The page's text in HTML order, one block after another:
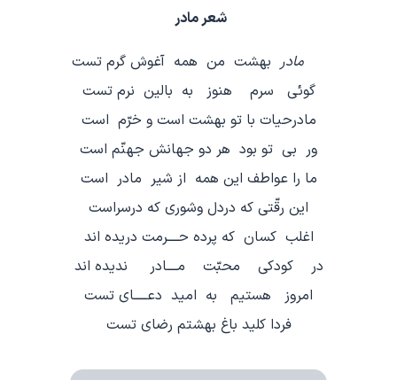
شعر مادر
مادر بهشت من همه آغوش گرم تست
گوئي سرم هنوز به بالين نرم تست
مادرحيات با تو بهشت است و خرّم است
ور بي تو بود هر دو جهانش جهنّم است
ما را عواطف اين همه از شير مادر است
اين رقّتي كه دردل وشوري كه درسراست
اغلب كسان كه پرده حــــرمت دريده اند
در كودكي محبّت مــــادر نديده اند
امروز هستيم به اميد دعـــــاي تست
فردا كليد باغ بهشتم رضاي تست